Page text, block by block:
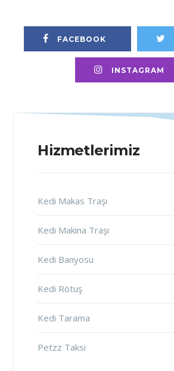
FACEBOOK
INSTAGRAM
Hizmetlerimiz
Kedi Makas Traşı
Kedi Makina Traşı
Kedi Banyosu
Kedi Rötuş
Kedi Tarama
Petzz Taksi